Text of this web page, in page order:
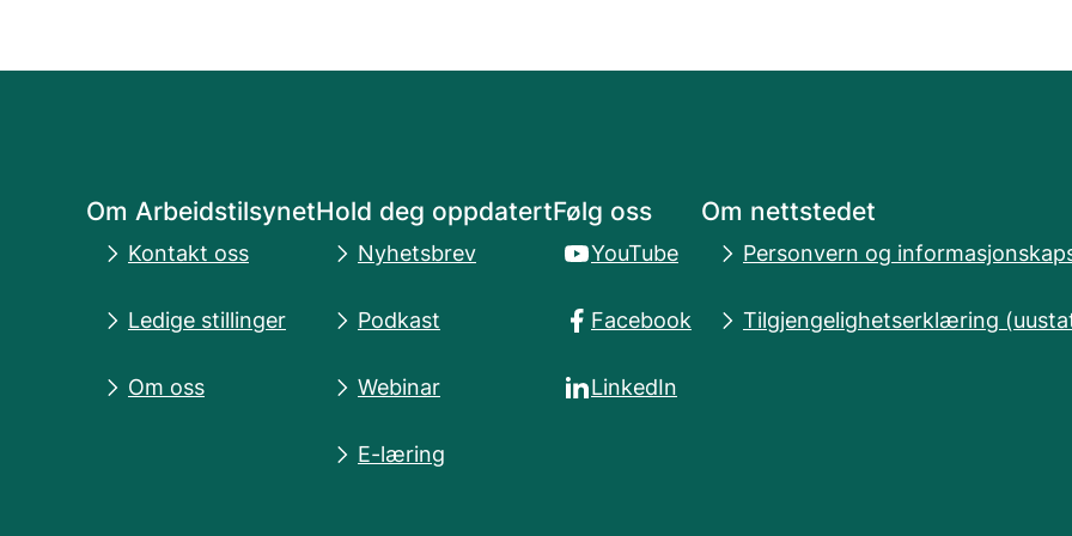
Om Arbeidstilsynet
Kontakt oss
Ledige stillinger
Om oss
Hold deg oppdatert
Nyhetsbrev
Podkast
Webinar
E-læring
Følg oss
YouTube
Facebook
LinkedIn
Om nettstedet
Personvern og
Tilgjengelighetserklæring